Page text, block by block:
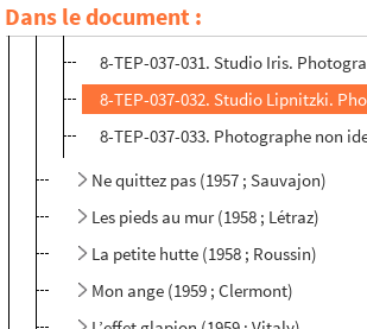
Dans le document :
8-TEP-037-030. Studio-Bernand.
8-TEP-037-031. Studio Iris.
8-TEP-037-032. Studio Lipnitzki.
8-TEP-037-033. Photographe non
Ne quittez pas (1957 ; Sauvajon)
Les pieds au mur (1958 ; Létraz)
La petite hutte (1958 ; Roussin)
Mon ange (1959 ; Clermont)